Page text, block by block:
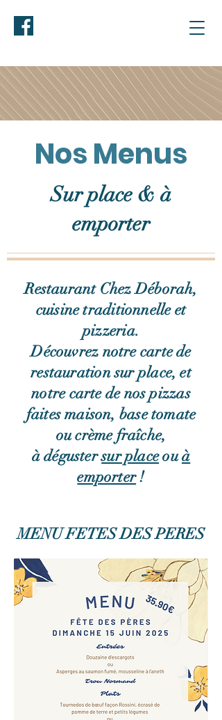
Nos Menus
Sur place & à
emporter
Restaurant Chez Déborah,
cuisine traditionnelle et
pizzeria.
Découvrez notre carte de
restauration sur place, et
notre carte denos pizzas
faites maison, base tomate
ou crème fraîche,
à dégustersur placeouà
emporter!
MENU FETES DES PERES